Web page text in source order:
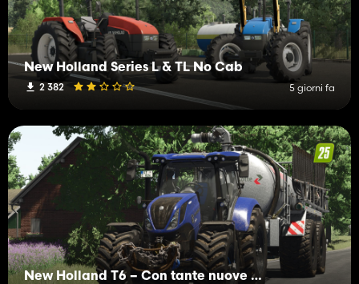
New Holland Series L & TL No Cab
2 382 5 giorni fa
New Holland T6 – Con tante nuove funzioni